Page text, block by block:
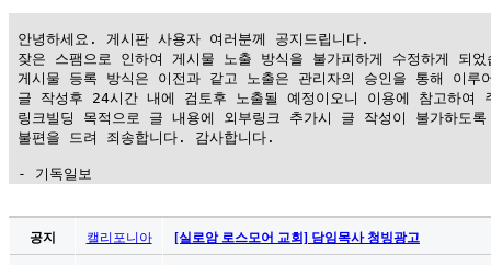
안녕하세요. 게시판 사용자 여러분께 공지드립니다.
잦은 스팸으로 인하여 게시물 노출 방식을 불가피하게 수정하게 되었
게시물 등록 방식은 이전과 같고 노출은 관리자의 승인을 통해 이루
글 작성후 24시간 내에 검토후 노출될 예정이오니 이용에 참고하여
링크빌딩 목적으로 글 내용에 외부링크 추가시 글 작성이 불가하도
불편을 드려 죄송합니다. 감사합니다.
- 기독일보
만
공지 캘리포니아 [실로암 로스모어 교회] 담임목사 청빙광고